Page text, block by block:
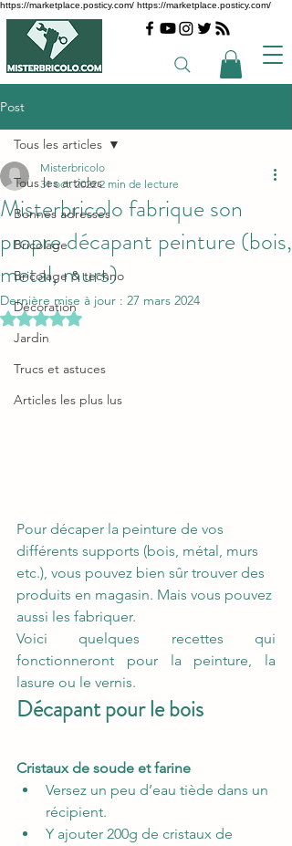
https://marketplace.posticy.com/ https://marketplace.posticy.com/
Post
Tous les articles
Bonnes adresses
Bricolage
Bricolage & techno
Décoration
Jardin
Trucs et astuces
Articles les plus lus
Tous les articles
Misterbricolo fabrique son
propre décapant peinture (bois,
metal, murs)
Misterbricolo
31 oct. 2022 2 min de lecture
Dernière mise à jour : 27 mars 2024
Noté NaN étoiles sur 5.
Pour décaper la peinture de vos
différents supports (bois, métal, murs
etc.), vous pouvez bien sûr trouver des
produits en magasin. Mais vous pouvez
aussi les fabriquer.
Voici quelques recettes qui
fonctionneront pour la peinture, la
lasure ou le vernis.
Décapant pour le bois
Cristaux de soude et farine
Versez un peu d’eau tiède dans un
récipient.
Y ajouter 200g de cristaux de